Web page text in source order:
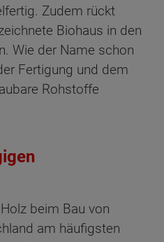
Zudem rückt
Biohaus in den
Wie der Name schon
Fertigung und dem
Rohstoffe
beim Bau von
am häufigsten